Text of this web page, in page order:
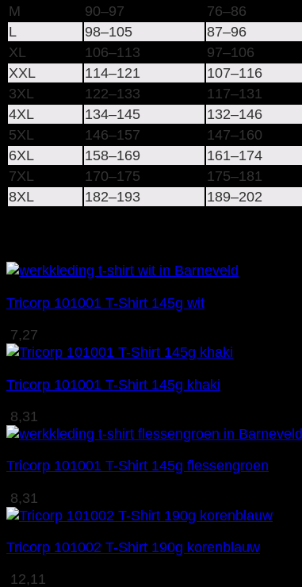
M
90–97 76–86
L
98–105 87–96
XL
106–113 97–106
XXL
114–121 107–116
3XL
122–133 117–131
4XL
134–145 132–146
5XL
146–157 147–160
6XL
158–169 161–174
7XL
170–175 175–181
8XL
182–193 189–202
Tricorp 101001 T-Shirt 145g wit
7,27
Tricorp 101001 T-Shirt 145g khaki
8,31
Tricorp 101001 T-Shirt 145g flessengroen
8,31
Tricorp 101002 T-Shirt 190g korenblauw
12,11